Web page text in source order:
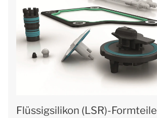
Flüssigsilikon (LSR)-Formteile |